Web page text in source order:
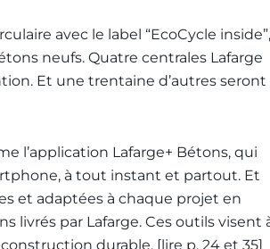
avec le label “EcoCycle inside”,
neufs. Quatre centrales Lafarge
Et une trentaine d’autres seront
l’application Lafarge+ Bétons, qui
à tout instant et partout. Et
et adaptées à chaque projet en
livrés par Lafarge. Ces outils visent
durable. [lire p. 24 et 35]